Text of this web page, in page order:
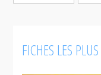
FICHES LES